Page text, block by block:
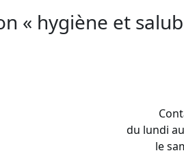
« hygiène et
du lundi
le